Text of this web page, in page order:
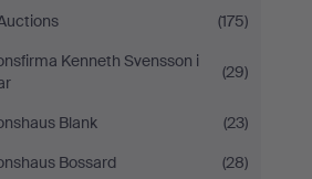
(175)
Kenneth Svensson i
(29)
Blank
(23)
Bossard
(28)